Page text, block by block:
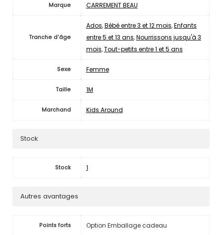
Marque CARREMENT BEAU
Tranche d'âge
Ados,Bébé entre 3 et 12 mois,Enfants
entre 5 et 13 ans,Nourrissons jusqu'à 3
mois,Tout-petits entre 1 et 5 ans
Sexe Femme
Taille 1M
Marchand Kids Around
Stock
Stock 1
Autres avantages
Points forts Option Emballage cadeau